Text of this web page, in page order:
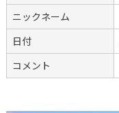
ニックネーム
日付
コメント